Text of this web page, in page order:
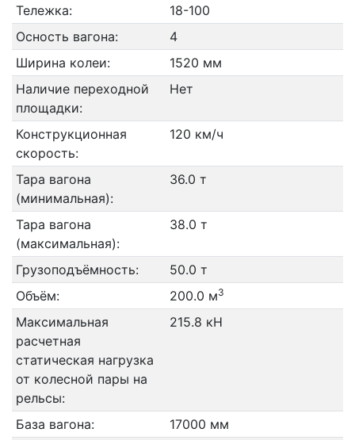
Тележка:
18-100
Осность вагона:
4
Ширина колеи:
1520 мм
Наличие переходной
площадки:
Нет
Конструкционная
скорость:
120 км/ч
Тара вагона
(минимальная):
36.0 т
Тара вагона
(максимальная):
38.0 т
Грузоподъёмность:
50.0 т
Объём:
200.0 м3
Максимальная
расчетная
статическая нагрузка
от колесной пары на
рельсы:
215.8 кН
База вагона:
17000 мм